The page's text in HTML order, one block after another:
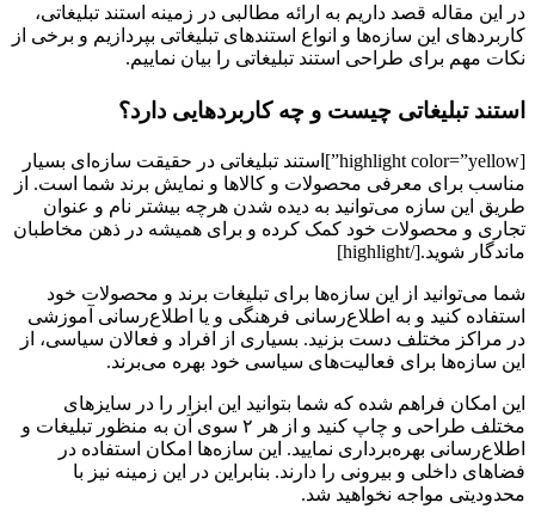
در این مقاله قصد داریم به ارائه مطالبی در زمینه استند تبلیغاتی،
کاربردهای این سازه‌ها و انواع استندهای تبلیغاتی بپردازیم و برخی از
نکات مهم برای طراحی استند تبلیغاتی را بیان نماییم.
استند تبلیغاتی چیست و چه کاربردهایی دارد؟
[highlight color=”yellow”]استند تبلیغاتی در حقیقت سازه‌ای بسیار
مناسب برای معرفی محصولات و کالاها و نمایش برند شما است. از
طریق این سازه می‌توانید به دیده شدن هرچه بیشتر نام و عنوان
تجاری و محصولات خود کمک کرده و برای همیشه در ذهن مخاطبان
ماندگار شوید.[/highlight]
شما می‌توانید از این سازه‌ها برای تبلیغات برند و محصولات خود
استفاده کنید و به اطلاع‌رسانی فرهنگی و یا اطلاع‌رسانی آموزشی
در مراکز مختلف دست بزنید. بسیاری از افراد و فعالان سیاسی، از
این سازه‌ها برای فعالیت‌های سیاسی خود بهره می‌برند.
این امکان فراهم شده که شما بتوانید این ابزار را در سایزهای
مختلف طراحی و چاپ کنید و از هر ۲ سوی آن به‌ منظور تبلیغات و
اطلاع‌رسانی بهره‌برداری نمایید. این سازه‌ها امکان استفاده در
فضاهای داخلی و بیرونی را دارند. بنابراین در این زمینه نیز با
محدودیتی مواجه نخواهید شد.